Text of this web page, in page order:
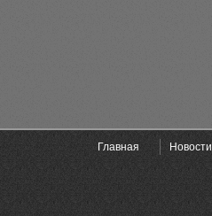
Главная Новости